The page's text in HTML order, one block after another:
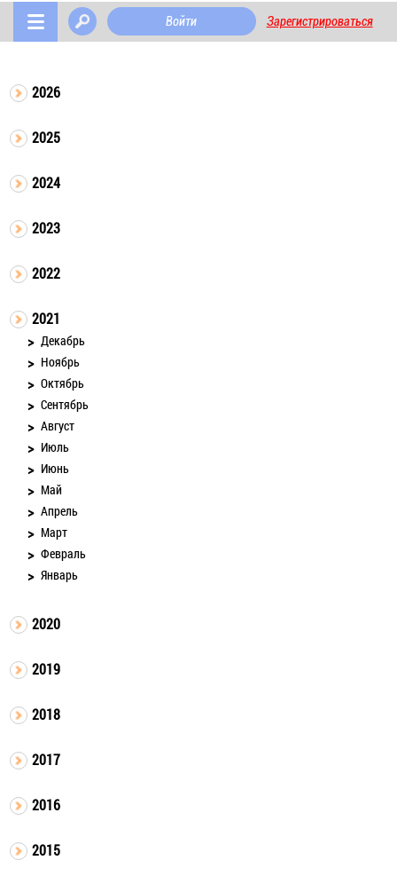
Войти Зарегистрироваться
2026
2025
2024
2023
2022
2021
Декабрь
Ноябрь
Октябрь
Сентябрь
Август
Июль
Июнь
Май
Апрель
Март
Февраль
Январь
2020
2019
2018
2017
2016
2015